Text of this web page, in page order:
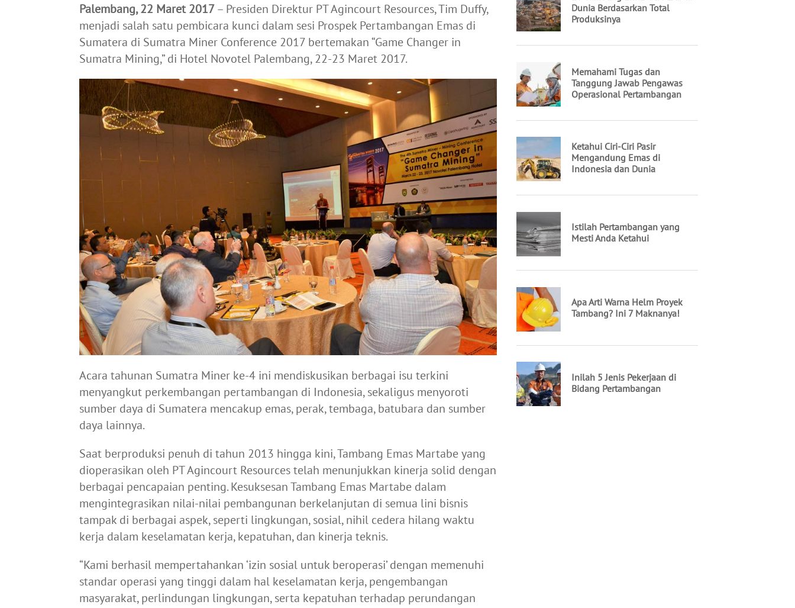
Palembang, 22 Maret 2017– Presiden Direktur PT Agincourt Resources, Tim Duffy,
menjadi salah satu pembicara kunci dalam sesi Prospek Pertambangan Emas di
Sumatera di Sumatra Miner Conference 2017 bertemakan “Game Changer in
Sumatra Mining,” di Hotel Novotel Palembang, 22-23 Maret 2017.
Acara tahunan Sumatra Miner ke-4 ini mendiskusikan berbagai isu terkini
menyangkut perkembangan pertambangan di Indonesia, sekaligus menyoroti
sumber daya di Sumatera mencakup emas, perak, tembaga, batubara dan sumber
daya lainnya.
Saat berproduksi penuh di tahun 2013 hingga kini, Tambang Emas Martabe yang
dioperasikan oleh PT Agincourt Resources telah menunjukkan kinerja solid dengan
berbagai pencapaian penting. Kesuksesan Tambang Emas Martabe dalam
mengintegrasikan nilai-nilai pembangunan berkelanjutan di semua lini bisnis
tampak di berbagai aspek, seperti lingkungan, sosial, nihil cedera hilang waktu
kerja dalam keselamatan kerja, kepatuhan, dan kinerja teknis.
“Kami berhasil mempertahankan ‘izin sosial untuk beroperasi’ dengan memenuhi
standar operasi yang tinggi dalam hal keselamatan kerja, pengembangan
masyarakat, perlindungan lingkungan, serta kepatuhan terhadap perundangan